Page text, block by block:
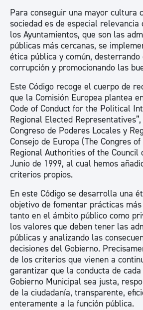
Para conseguir una mayor cultura
sociedad es de especial relevancia
los Ayuntamientos, que son las
públicas más cercanas, se
ética pública y común, desterrando
corrupción y promocionando las
Este Código recoge el cuerpo de
que la Comisión Europea plantea
Code of Conduct for the Political
Regional Elected
Congreso de Poderes Locales y
Consejo de Europa (The Congres
Regional Authorities of the Council
Junio de 1999, al cual hemos
criterios propios.
En este Código se desarrolla una
objetivo de fomentar prácticas
tanto en el ámbito público como
los valores que deben tener las
públicas y analizando las
decisiones del Gobierno.
de los criterios que vienen a
garantizar que la conducta de
Gobierno Municipal sea justa,
de la ciudadanía, transparente,
enteramente a la función pública.